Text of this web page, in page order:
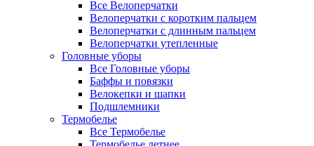
Все Велоперчатки
Велоперчатки с коротким пальцем
Велоперчатки с длинным пальцем
Велоперчатки утепленные
Головные уборы
Все Головные уборы
Баффы и повязки
Велокепки и шапки
Подшлемники
Термобелье
Все Термобелье